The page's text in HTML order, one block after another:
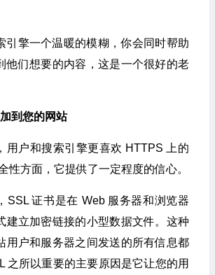
引擎一个温暖的模糊，你会同时帮助
他们想要的内容，这是一个很好的老
到您的网站
用户和搜索引擎更喜欢 HTTPS 上的
性方面，它提供了一定程度的信心。
SSL 证书是在 Web 服务器和浏览器
建立加密链接的小型数据文件。这种
用户和服务器之间发送的所有信息都
之所以重要的主要原因是它让您的用